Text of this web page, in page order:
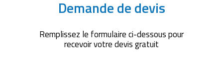
Demande de devis
Remplissez le formulaire ci-dessous pour
recevoir votre devis gratuit